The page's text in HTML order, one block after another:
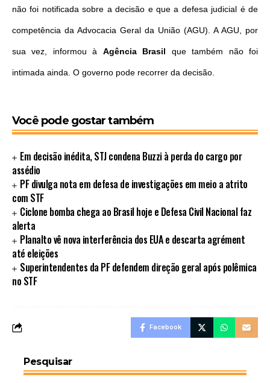
não foi notificada sobre a decisão e que a defesa judicial é de
competência da Advocacia Geral da União (AGU). A AGU, por
sua vez, informou à Agência Brasil que também não foi
intimada ainda. O governo pode recorrer da decisão.
Você pode gostar também
Em decisão inédita, STJ condena Buzzi à perda do cargo por
assédio
PF divulga nota em defesa de investigações em meio a atrito
com STF
Ciclone bomba chega ao Brasil hoje e Defesa Civil Nacional faz
alerta
Planalto vê nova interferência dos EUA e descarta agrément
até eleições
Superintendentes da PF defendem direção geral após polêmica
no STF
Facebook
Pesquisar